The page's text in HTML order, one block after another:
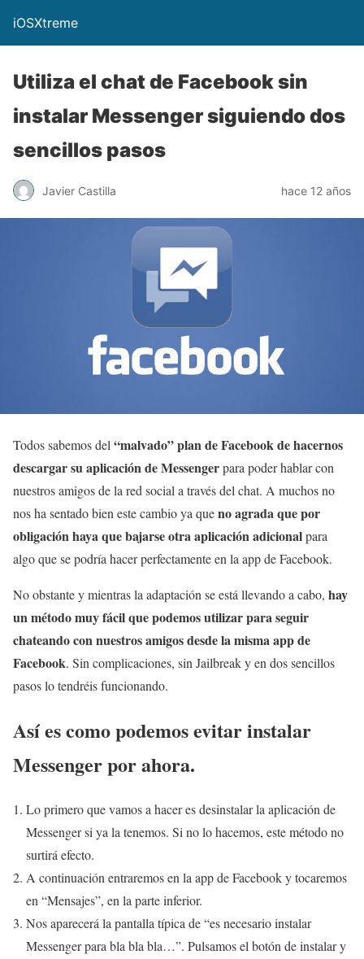
iOSXtreme
Utiliza el chat de Facebook sin
instalar Messenger siguiendo dos
sencillos pasos
Javier Castilla hace 12 años
Todos sabemos del“malvado” plan de Facebook de hacernos
descargar su aplicación de Messengerpara poder hablar con
nuestros amigos de la red social a través del chat. A muchos no
nos ha sentado bien este cambio ya queno agrada que por
obligación haya que bajarse otra aplicación adicionalpara
algo que se podría hacer perfectamente en la app de Facebook.
No obstante y mientras la adaptación se está llevando a cabo, hay
un método muy fácil que podemos utilizar para seguir
chateando con nuestros amigos desde la misma app de
Facebook. Sin complicaciones, sin Jailbreak y en dos sencillos
pasos lo tendréis funcionando.
Así es como podemos evitar instalar
Messenger por ahora.
Lo primero que vamos a hacer es desinstalar la aplicación de
Messenger si ya la tenemos. Si no lo hacemos, este método no
surtirá efecto.
A continuación entraremos en la app de Facebook y tocaremos
en “Mensajes”, en la parte inferior.
Nos aparecerá la pantalla típica de “es necesario instalar
Messenger para bla bla bla…”. Pulsamos el botón de instalar y